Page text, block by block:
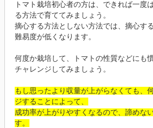
トマト栽培初心者の方は、できれば一度
る方法で育ててみましょう。
摘心する方法としない方法では、摘心す
難易度が低くなります。
何度か栽培して、トマトの性質などにも
チャレンジしてみましょう。
もし思ったより収量が上がらなくても、
ジすることによって、
成功率が上がりやすくなるので、諦めな
す。